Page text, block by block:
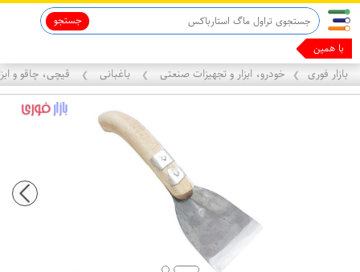
جستجو
با همین گوشیت
بازار فوری ❯ خودرو، ابزار و تجهیزات صنعتی ❯ باغبانی ❯ قیچی‌، چاقو و